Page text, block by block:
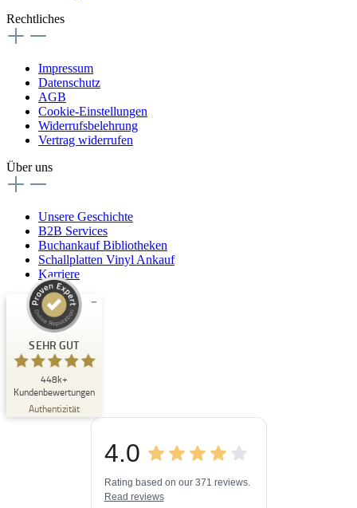
Rechtliches
Impressum
Datenschutz
AGB
Cookie-Einstellungen
Widerrufsbelehrung
Vertrag widerrufen
Über uns
Unsere Geschichte
B2B Services
Buchankauf Bibliotheken
Schallplatten Vinyl Ankauf
Karriere
SEHR GUT
448k+
Kundenbewertungen
Authentizität
Kundenbewertungen und Erfahrungen zu
SEHR GUT
4,84
/
5,00
3
ProvenExpert.com
4.0
Rating based on our 371 reviews.
Read reviews